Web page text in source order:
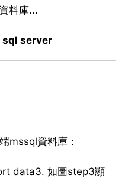
料庫...
sql server
mssql資料庫：
data3. 如圖step3顯